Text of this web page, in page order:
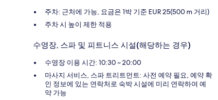
주차: 근처에 가능, 요금은 1박 기준 EUR 25(500 m 거리)
주차 시 높이 제한 적용
수영장, 스파 및 피트니스 시설(해당하는 경우)
수영장 이용 시간: 10:30 ~ 20:00
마사지 서비스, 스파 트리트먼트: 사전 예약 필요, 예약 확
인 정보에 있는 연락처로 숙박 시설에 미리 연락하여 예
약 가능